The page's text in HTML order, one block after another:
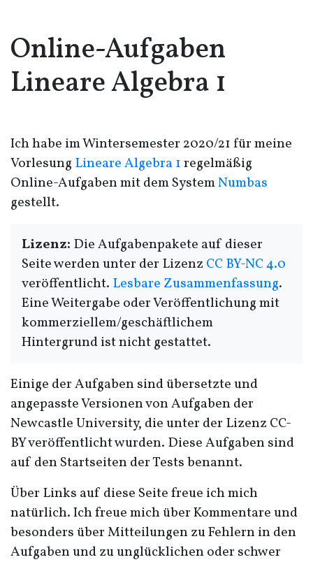
Online-Aufgaben
Lineare Algebra 1
Ich habe im Wintersemester 2020/21 für meine
Vorlesung Lineare Algebra 1regelmäßig
Online-Aufgaben mit dem SystemNumbas
gestellt.
Lizenz: Die Aufgabenpakete auf dieser
Seite werden unter der Lizenz CC BY-NC 4.0
veröffentlicht. Lesbare Zusammenfassung.
Eine Weitergabe oder Veröffentlichung mit
kommerziellem/geschäftlichem
Hintergrund ist nicht gestattet.
Einige der Aufgaben sind übersetzte und
angepasste Versionen von Aufgaben der
Newcastle University, die unter der Lizenz CC-
BY veröffentlicht wurden. Diese Aufgaben sind
auf den Startseiten der Tests benannt.
Über Links auf diese Seite freue ich mich
natürlich. Ich freue mich über Kommentare und
besonders über Mitteilungen zu Fehlern in den
Aufgaben und zu unglücklichen oder schwer